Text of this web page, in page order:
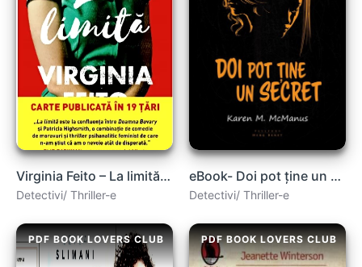
Virginia Feito – La limită .PDF
Detectivi/ Thriller-e
eBook- Doi pot ține un secret de Karen M. McManus carte .PDF
Detectivi/ Thriller-e
PDF BOOK LOVERS CLUB PDF BOOK LOVERS CLUB